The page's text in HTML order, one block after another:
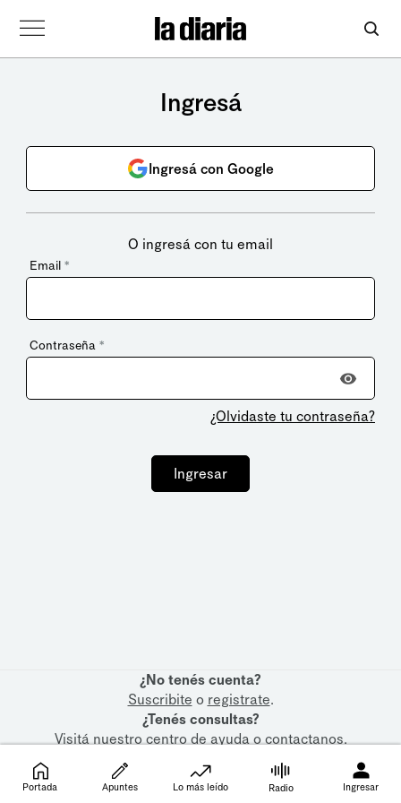
Ingresá
Ingresá con Google
O ingresá con tu email
Email *
Contraseña *
¿Olvidaste tu contraseña?
Ingresar
¿No tenés cuenta?
Suscribite o registrate.
¿Tenés consultas?
Visitá nuestrocentro de ayudaocontactanos.
Portada Apuntes Lo más leído Radio Ingresar